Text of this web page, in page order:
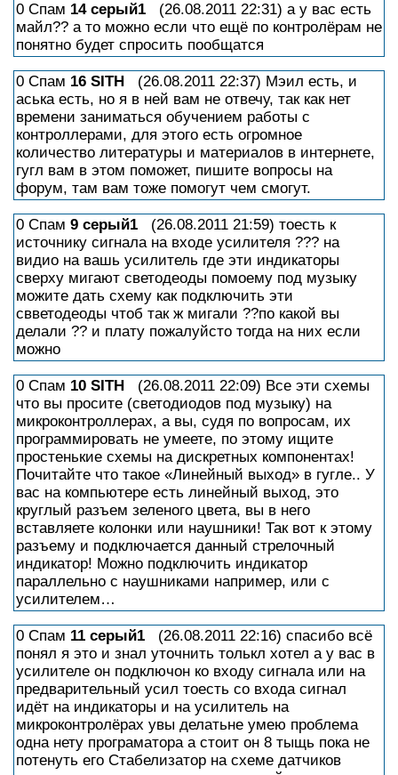
0 Спам 14 серый1 (26.08.2011 22:31) а у вас есть
майл?? а то можно если что ещё по контролёрам не
понятно будет спросить пообщатся
0 Спам 16 SITH (26.08.2011 22:37) Мэил есть, и
аська есть, но я в ней вам не отвечу, так как нет
времени заниматься обучением работы с
контроллерами, для этого есть огромное
количество литературы и материалов в интернете,
гугл вам в этом поможет, пишите вопросы на
форум, там вам тоже помогут чем смогут.
0 Спам 9 серый1 (26.08.2011 21:59) тоесть к
источнику сигнала на входе усилителя ??? на
видио на вашь усилитель где эти индикаторы
сверху мигают светодеоды помоему под музыку
можите дать схему как подключить эти
свветодеоды чтоб так ж мигали ??по какой вы
делали ?? и плату пожалуйсто тогда на них если
можно
0 Спам 10 SITH (26.08.2011 22:09) Все эти схемы
что вы просите (светодиодов под музыку) на
микроконтроллерах, а вы, судя по вопросам, их
программировать не умеете, по этому ищите
простенькие схемы на дискретных компонентах!
Почитайте что такое «Линейный выход» в гугле.. У
вас на компьютере есть линейный выход, это
круглый разъем зеленого цвета, вы в него
вставляете колонки или наушники! Так вот к этому
разъему и подключается данный стрелочный
индикатор! Можно подключить индикатор
параллельно с наушниками например, или с
усилителем…
0 Спам 11 серый1 (26.08.2011 22:16) спасибо всё
понял я это и знал уточнить толькл хотел а у вас в
усилителе он подключон ко входу сигнала или на
предварительный усил тоесть со входа сигнал
идёт на индикаторы и на усилитель на
микроконтролёрах увы делатьне умею проблема
одна нету програматора а стоит он 8 тыщь пока не
потенуть его Стабелизатор на схеме датчиков